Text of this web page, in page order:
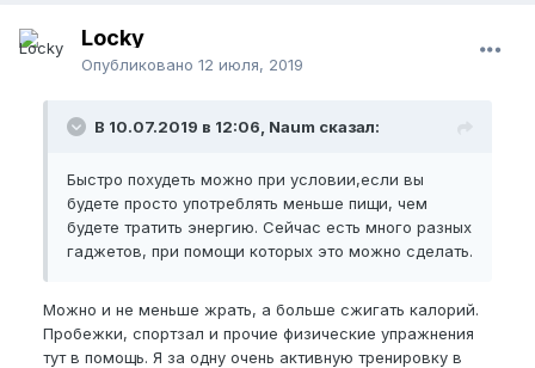
Locky
Опубликовано 12 июля, 2019
В 10.07.2019 в 12:06, Naum сказал:
Быстро похудеть можно при условии,если вы
будете просто употреблять меньше пищи, чем
будете тратить энергию. Сейчас есть много разных
гаджетов, при помощи которых это можно сделать.
Можно и не меньше жрать, а больше сжигать калорий.
Пробежки, спортзал и прочие физические упражнения
тут в помощь. Я за одну очень активную тренировку в